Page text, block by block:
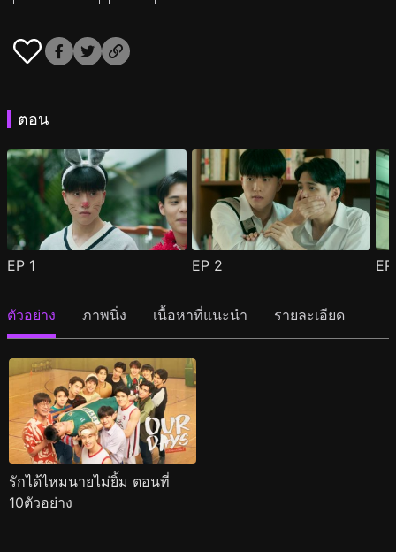
ตอน
EP 1 EP 2
ตัวอย่าง ภาพนิ่ง เนื้อหาที่แนะนำ รายละเอียด
รักได้ไหมนายไม่ยิ้ม ตอนที่
10ตัวอย่าง